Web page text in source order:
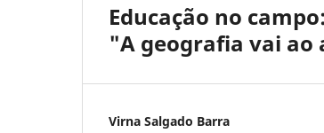
Educação no
"A geografia vai
Virna Salgado Barra